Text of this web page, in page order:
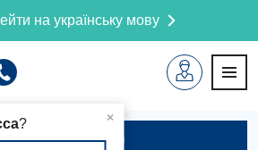
на українську мову
×
?
на приём